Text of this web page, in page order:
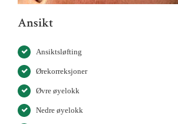
Ansikt
Ansiktsløfting
Ørekorreksjoner
Øvre øyelokk
Nedre øyelokk